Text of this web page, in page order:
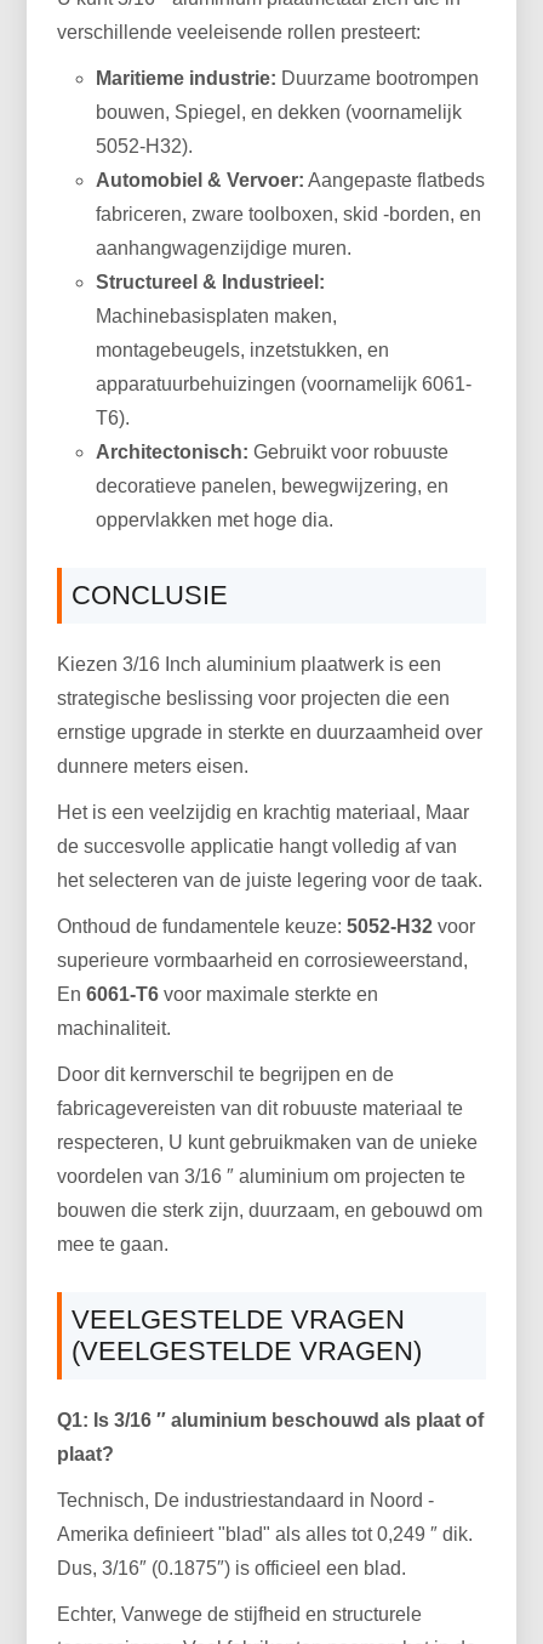
verschillende veeleisende rollen presteert:
Maritieme industrie: Duurzame bootrompen
bouwen, Spiegel, en dekken (voornamelijk
5052-H32).
Automobiel & Vervoer: Aangepaste flatbeds
fabriceren, zware toolboxen, skid -borden, en
aanhangwagenzijdige muren.
Structureel & Industrieel:
Machinebasisplaten maken,
montagebeugels, inzetstukken, en
apparatuurbehuizingen (voornamelijk 6061-
T6).
Architectonisch: Gebruikt voor robuuste
decoratieve panelen, bewegwijzering, en
oppervlakken met hoge dia.
CONCLUSIE
Kiezen 3/16 Inch aluminium plaatwerk is een
strategische beslissing voor projecten die een
ernstige upgrade in sterkte en duurzaamheid over
dunnere meters eisen.
Het is een veelzijdig en krachtig materiaal, Maar
de succesvolle applicatie hangt volledig af van
het selecteren van de juiste legering voor de taak.
Onthoud de fundamentele keuze:5052-H32 voor
superieure vormbaarheid en corrosieweerstand,
En6061-T6 voor maximale sterkte en
machinaliteit.
Door dit kernverschil te begrijpen en de
fabricagevereisten van dit robuuste materiaal te
respecteren, U kunt gebruikmaken van de unieke
voordelen van 3/16 ″ aluminium om projecten te
bouwen die sterk zijn, duurzaam, en gebouwd om
mee te gaan.
VEELGESTELDE VRAGEN
(VEELGESTELDE VRAGEN)
Q1: Is 3/16 ″ aluminium beschouwd als plaat of
plaat?
Technisch, De industriestandaard in Noord -
Amerika definieert "blad" als alles tot 0,249 ″ dik.
Dus, 3/16″ (0.1875″) is officieel een blad.
Echter, Vanwege de stijfheid en structurele